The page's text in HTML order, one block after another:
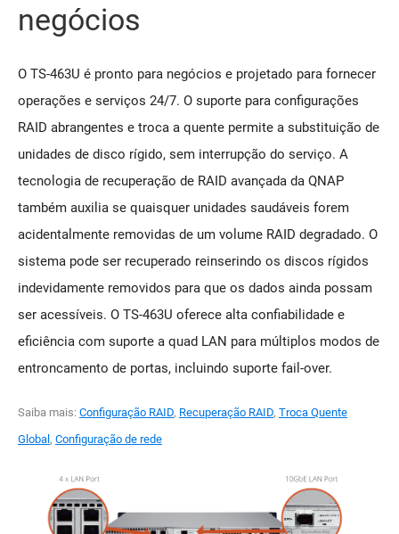
negócios
O TS-463U é pronto para negócios e projetado para fornecer
operações e serviços 24/7. O suporte para configurações
RAID abrangentes e troca a quente permite a substituição de
unidades de disco rígido, sem interrupção do serviço. A
tecnologia de recuperação de RAID avançada da QNAP
também auxilia se quaisquer unidades saudáveis forem
acidentalmente removidas de um volume RAID degradado. O
sistema pode ser recuperado reinserindo os discos rígidos
indevidamente removidos para que os dados ainda possam
ser acessíveis. O TS-463U oferece alta confiabilidade e
eficiência com suporte a quad LAN para múltiplos modos de
entroncamento de portas, incluindo suporte fail-over.
Saiba mais: Configuração RAID, Recuperação RAID, Troca Quente
Global, Configuração de rede